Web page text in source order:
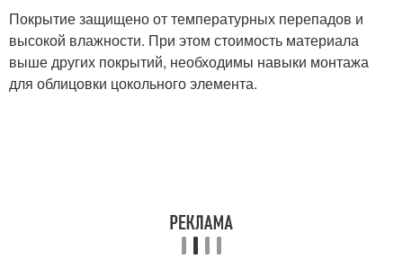
Покрытие защищено от температурных перепадов и
высокой влажности. При этом стоимость материала
выше других покрытий, необходимы навыки монтажа
для облицовки цокольного элемента.